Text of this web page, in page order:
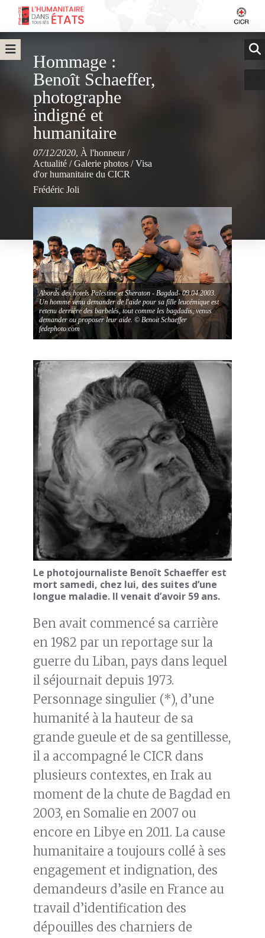
Hommage :
Benoît Schaeffer,
photographe
indigné et
humanitaire
07/12/2020, À l'honneur/
Actualité /Galerie photos /Visa
d'or humanitaire du CICR
Frédéric Joli
Abords des hotels Palestine et Sheraton - Bagdad- 09.04.2003.
Un homme venu demander de l'aide pour sa fille leucémique est
retenu derrière des barbelés, tout comme les bagdadis, venus
demander ou proposer leur aide. © Benoit Schaeffer
fedephoto.com
Le photojournaliste Benoît Schaeffer est
mort samedi, chez lui, des suites d’une
longue maladie. Il venait d’avoir 59 ans.
Ben avait commencé sa carrière
en 1982 par un reportage sur la
guerre du Liban, pays dans lequel
il séjournait depuis 1973.
Personnage singulier (*), d’une
humanité à la hauteur de sa
grande gueule et de sa gentillesse,
il a accompagné le CICR dans
plusieurs contextes, en Irak au
moment de la chute de Bagdad en
2003, en Somalie en 2007 ou
encore en Libye en 2011. La cause
humanitaire a toujours collé à ses
engagement et indignation, des
demandeurs d’asile en France au
travail d’identification des
dépouilles des charniers de